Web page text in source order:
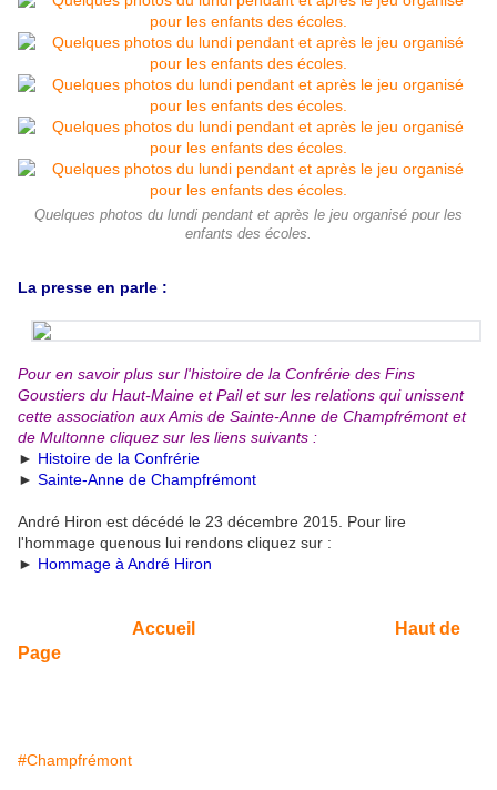
Quelques photos du lundi pendant et après le jeu organisé pour les
enfants des écoles.
La presse en parle :
Pour en savoir plus sur l'histoire de la Confrérie des Fins
Goustiers du Haut-Maine et Pail et sur les relations qui unissent
cette association aux Amis de Sainte-Anne de Champfrémont et
de Multonne cliquez sur les liens suivants :
► Histoire de la Confrérie
► Sainte-Anne de Champfrémont
André Hiron est décédé le 23 décembre 2015. Pour lire
l'hommage quenous lui rendons cliquez sur :
► Hommage à André Hiron
Accueil
Haut de
Page
#Champfrémont